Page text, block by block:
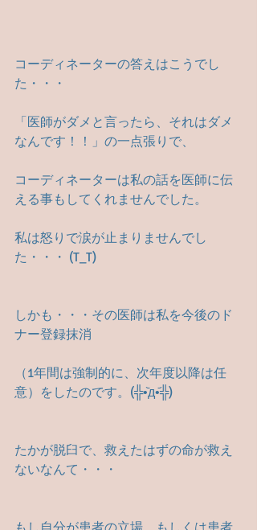
コーディネーターの答えはこうでし
た・・・
「医師がダメと言ったら、それはダメ
なんです！！」の一点張りで、
コーディネーターは私の話を医師に伝
える事もしてくれませんでした。
私は怒りで涙が止まりませんでし
た・・・ (T_T)
しかも・・・その医師は私を今後のド
ナー登録抹消
（1年間は強制的に、次年度以降は任
意）をしたのです。(╬•᷅д•᷄╬)
たかが脱臼で、救えたはずの命が救え
ないなんて・・・